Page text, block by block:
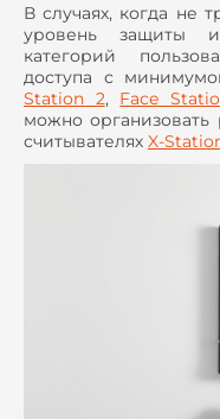
В случаях, когда не
уровень защиты
категорий
доступа с
Station 2, Face
можно
считывателях X-